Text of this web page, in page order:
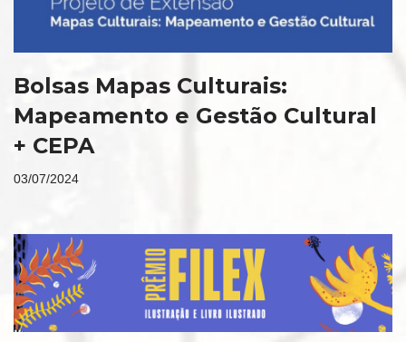
Bolsas Mapas Culturais:
Mapeamento e Gestão Cultural
+ CEPA
03/07/2024